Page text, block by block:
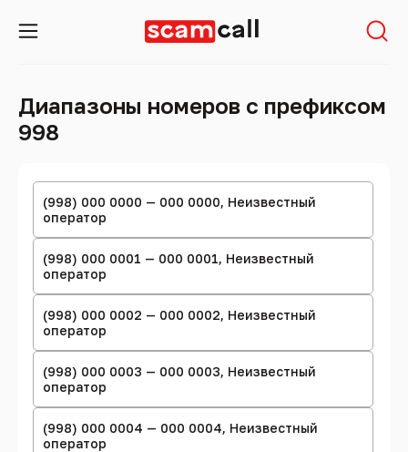
Диапазоны номеров с префиксом
998
(998) 000 0000 — 000 0000, Неизвестный
оператор
(998) 000 0001 — 000 0001, Неизвестный
оператор
(998) 000 0002 — 000 0002, Неизвестный
оператор
(998) 000 0003 — 000 0003, Неизвестный
оператор
(998) 000 0004 — 000 0004, Неизвестный
оператор